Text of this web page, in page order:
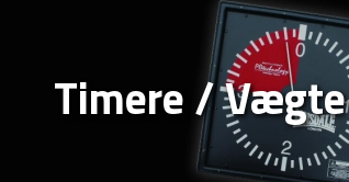
Timere / Vægte